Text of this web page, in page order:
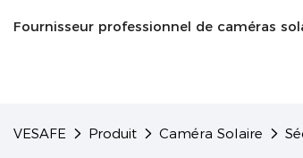
Fournisseur professionnel de caméras
VESAFE Produit Caméra Solaire